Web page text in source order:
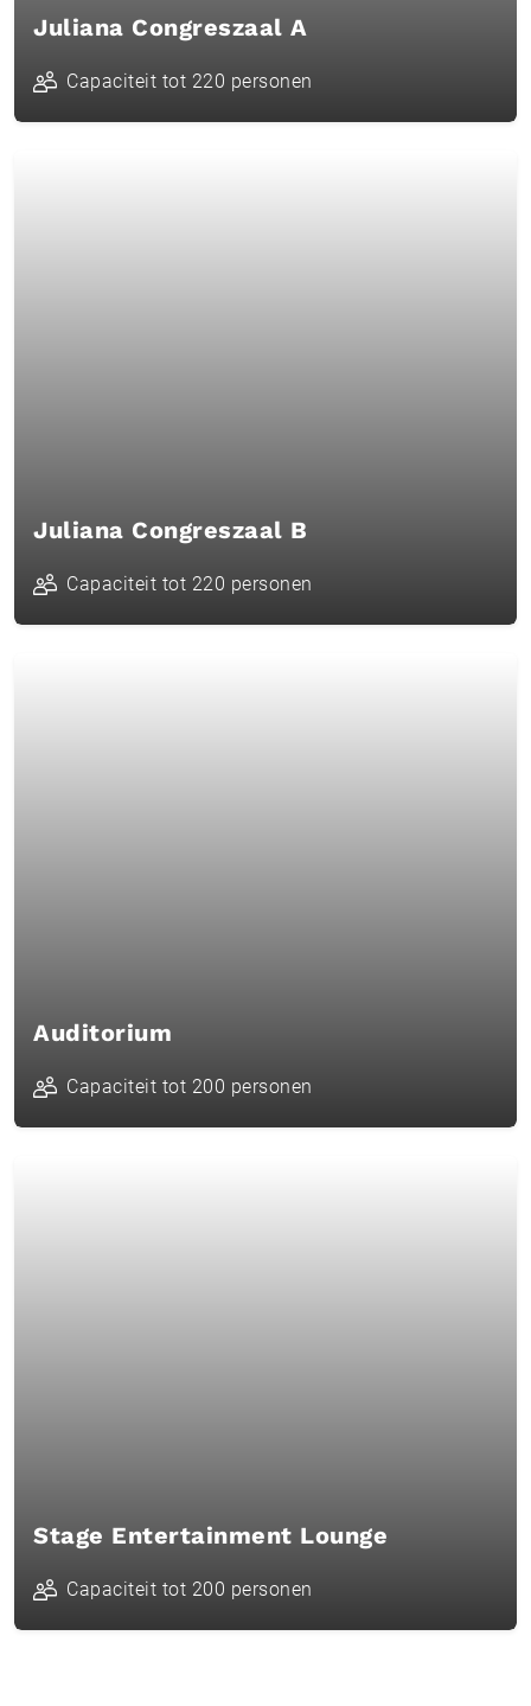
Juliana Congreszaal A
Capaciteit tot 220 personen
Juliana Congreszaal B
Capaciteit tot 220 personen
Auditorium
Capaciteit tot 200 personen
Stage Entertainment Lounge
Capaciteit tot 200 personen